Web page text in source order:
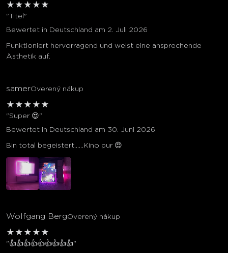
★ ★ ★ ★ ★
"Titel"
Bewertet in Deutschland am 2. Juli 2026
Funktioniert hervorragend und weist eine ansprechende
Ästhetik auf.
samerOverený nákup
★ ★ ★ ★ ★
"Super 😍"
Bewertet in Deutschland am 30. Juni 2026
Bin total begeistert……Kino pur 😍
Wolfgang BergOverený nákup
★ ★ ★ ★ ★
"👍👍👍👍👍👍👍👍👍"